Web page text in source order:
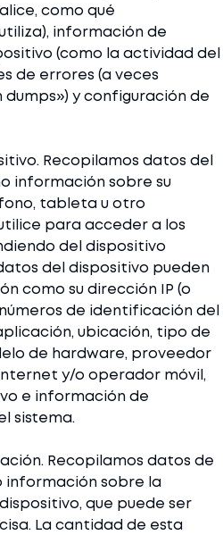
como qué
información de
(como la actividad del
de errores (a veces
dumps») y configuración de
Recopilamos datos del
información sobre su
tableta u otro
para acceder a los
del dispositivo
del dispositivo pueden
como su dirección IP (o
de identificación del
ubicación, tipo de
de hardware, proveedor
y/o operador móvil,
e información de
sistema.
Recopilamos datos de
información sobre la
que puede ser
La cantidad de esta